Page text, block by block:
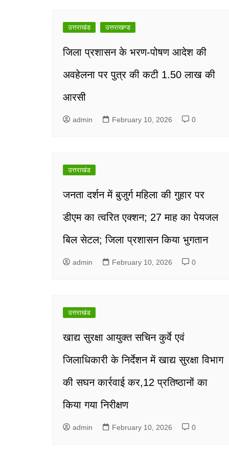
navigation
उत्तराखंड उत्तराखण्ड
जिला प्रशासन के भरण-पोषण आदेश की
अवहेलना पर पुत्र की कटी 1.50 लाख की
आरसी
admin February 10, 2026 0
उत्तराखंड
जनता दर्शन में बुजुर्ग महिला की गुहार पर
डीएम का त्वरित एक्शन; 27 माह का पेयजल
बिल सेटल; जिला प्रशासन किया भुगतान
admin February 10, 2026 0
उत्तराखंड
खाद्य सुरक्षा आयुक्त सचिन कुर्वे एवं
जिलाधिकारी के निर्देशन में खाद्य सुरक्षा विभाग
की सघन कार्रवाई कर,12 प्रतिष्ठानों का
किया गया निरीक्षण
admin February 10, 2026 0